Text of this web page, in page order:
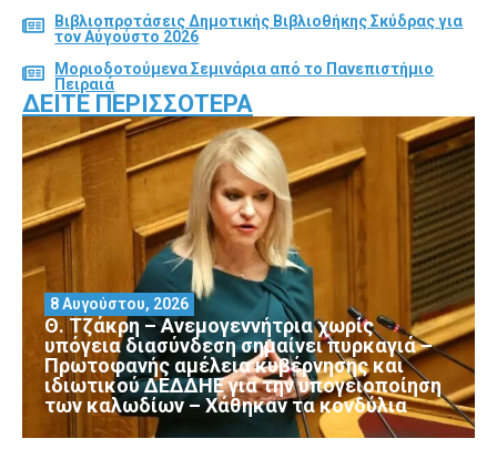
Βιβλιοπροτάσεις Δημοτικής Βιβλιοθήκης Σκύδρας για
τον Αύγούστο 2026
Μοριοδοτούμενα Σεμινάρια από το Πανεπιστήμιο
Πειραιά
ΔΕΊΤΕ ΠΕΡΙΣΣΌΤΕΡΑ
Θ. Τζάκρη – Ανεμογεννήτρια χωρίς
υπόγεια διασύνδεση σημαίνει πυρκαγιά –
Πρωτοφανής αμέλεια κυβέρνησης και
ιδιωτικού ΔΕΔΔΗΕ για την υπογειοποίηση
των καλωδίων – Χάθηκαν τα κονδύλια
8 Αυγούστου, 2026